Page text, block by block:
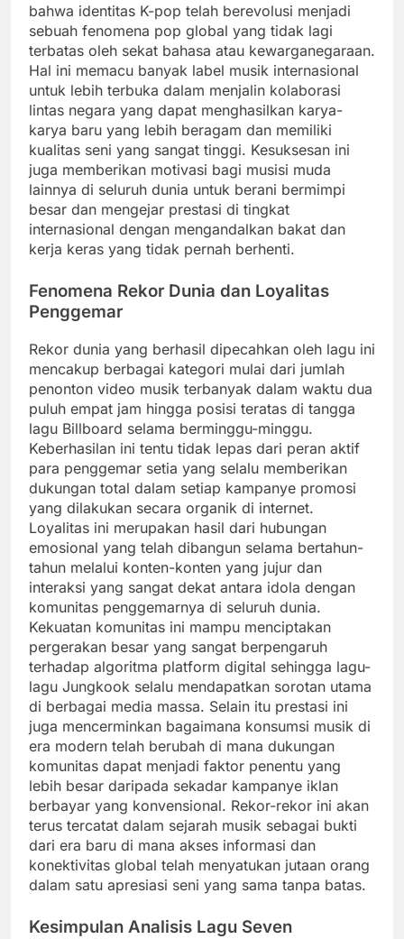
bahwa identitas K-pop telah berevolusi menjadi
sebuah fenomena pop global yang tidak lagi
terbatas oleh sekat bahasa atau kewarganegaraan.
Hal ini memacu banyak label musik internasional
untuk lebih terbuka dalam menjalin kolaborasi
lintas negara yang dapat menghasilkan karya-
karya baru yang lebih beragam dan memiliki
kualitas seni yang sangat tinggi. Kesuksesan ini
juga memberikan motivasi bagi musisi muda
lainnya di seluruh dunia untuk berani bermimpi
besar dan mengejar prestasi di tingkat
internasional dengan mengandalkan bakat dan
kerja keras yang tidak pernah berhenti.
Fenomena Rekor Dunia dan Loyalitas
Penggemar
Rekor dunia yang berhasil dipecahkan oleh lagu ini
mencakup berbagai kategori mulai dari jumlah
penonton video musik terbanyak dalam waktu dua
puluh empat jam hingga posisi teratas di tangga
lagu Billboard selama berminggu-minggu.
Keberhasilan ini tentu tidak lepas dari peran aktif
para penggemar setia yang selalu memberikan
dukungan total dalam setiap kampanye promosi
yang dilakukan secara organik di internet.
Loyalitas ini merupakan hasil dari hubungan
emosional yang telah dibangun selama bertahun-
tahun melalui konten-konten yang jujur dan
interaksi yang sangat dekat antara idola dengan
komunitas penggemarnya di seluruh dunia.
Kekuatan komunitas ini mampu menciptakan
pergerakan besar yang sangat berpengaruh
terhadap algoritma platform digital sehingga lagu-
lagu Jungkook selalu mendapatkan sorotan utama
di berbagai media massa. Selain itu prestasi ini
juga mencerminkan bagaimana konsumsi musik di
era modern telah berubah di mana dukungan
komunitas dapat menjadi faktor penentu yang
lebih besar daripada sekadar kampanye iklan
berbayar yang konvensional. Rekor-rekor ini akan
terus tercatat dalam sejarah musik sebagai bukti
dari era baru di mana akses informasi dan
konektivitas global telah menyatukan jutaan orang
dalam satu apresiasi seni yang sama tanpa batas.
Kesimpulan Analisis Lagu Seven